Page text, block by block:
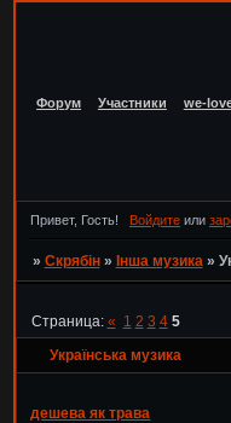
Форум Участники we-
Привет, Гость! Войдитеили
» Скрябін » Інша музика »
Українська музика
Страница: « 1 2 3 4 5
дешева як трава